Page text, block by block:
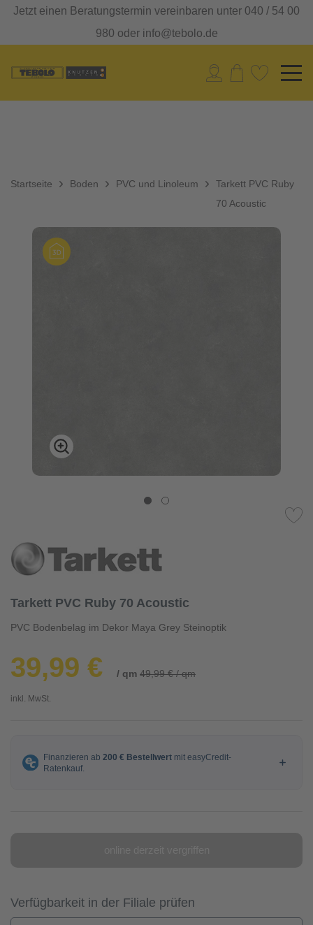
Jetzt einen Beratungstermin vereinbaren unter 040 / 54 00
980 oder info@tebolo.de
Startseite Boden PVC und Linoleum
Tarkett PVC Ruby
70 Acoustic
Tarkett PVC Ruby 70 Acoustic
PVC Bodenbelag im Dekor Maya Grey Steinoptik
39,99 € / qm 49,99 € / qm
inkl. MwSt.
Verfügbarkeit in der Filiale prüfen